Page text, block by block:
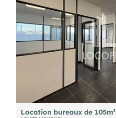
Location bureaux de